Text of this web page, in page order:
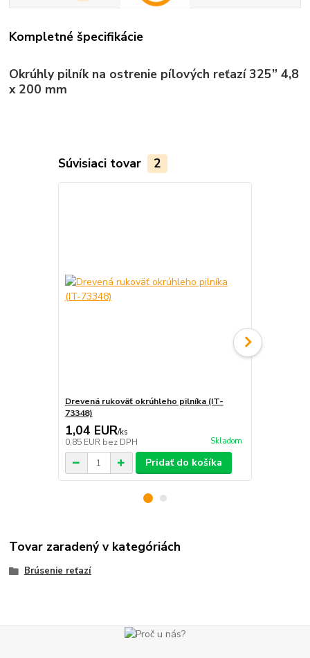
Kompletné špecifikácie
Okrúhly pilník na ostrenie pílových reťazí 325” 4,8
x 200 mm
Súvisiaci tovar 2
Drevená rukoväť okrúhleho pilníka (IT-
73348)
1,04 EUR/ks
0,85 EUR bez DPH Skladom
Pridať do košíka
Tovar zaradený v kategóriách
Brúsenie reťazí